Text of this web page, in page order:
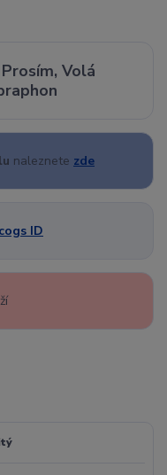
Volá
naleznete zde
ID